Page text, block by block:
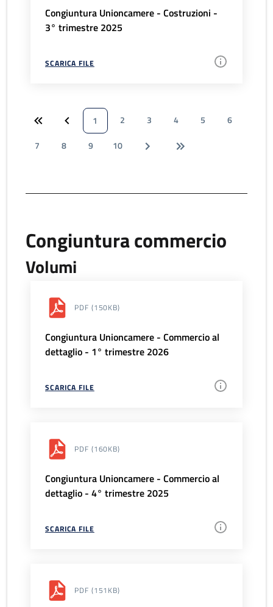
Congiuntura Unioncamere - Costruzioni -
3° trimestre 2025
SCARICA FILE
1 2 3 4 5
6
7
8 9 10
Congiuntura commercio
Volumi
PDF (150KB)
Congiuntura Unioncamere - Commercio al
dettaglio - 1° trimestre 2026
SCARICA FILE
PDF (160KB)
Congiuntura Unioncamere - Commercio al
dettaglio - 4° trimestre 2025
SCARICA FILE
PDF (151KB)